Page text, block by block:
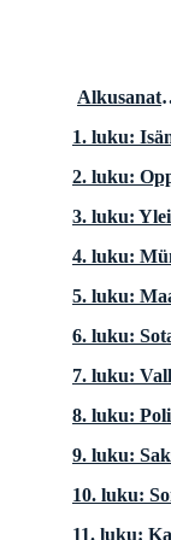
Alkusanat
1. luku:
2. luku:
3. luku:
4. luku:
5. luku:
6. luku:
7. luku:
8. luku:
9. luku:
10. luku:
11. luku: